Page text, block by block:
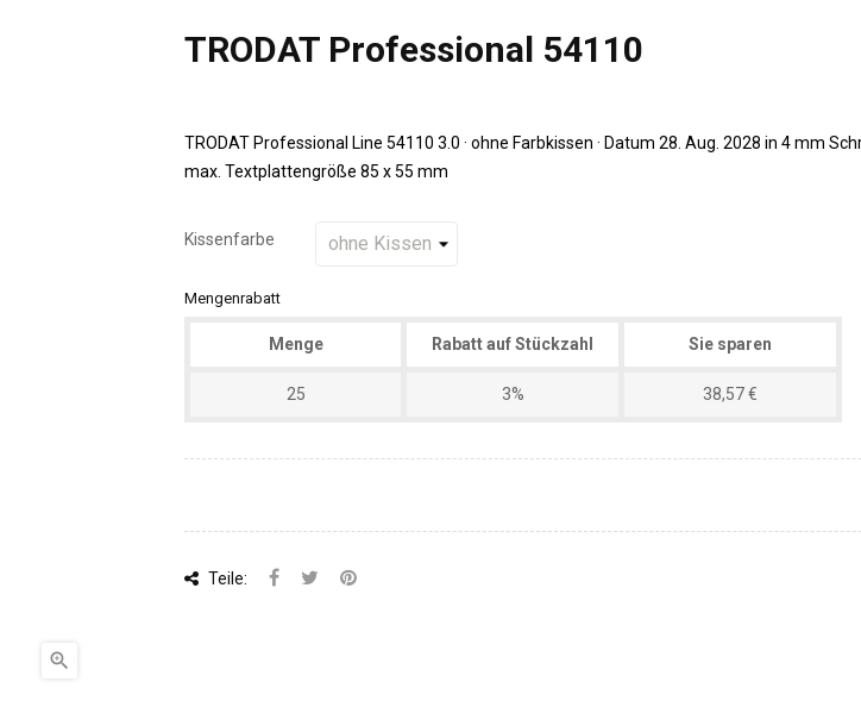

TRODAT Professional 54110
TRODAT Professional Line 54110 3.0 · ohne Farbkissen · Datum 28. Aug. 2028 in 4 mm
max. Textplattengröße 85 x 55 mm
Kissenfarbe
Mengenrabatt
Menge Rabatt auf Stückzahl Sie sparen
25 3% 38,57 €
Teile: